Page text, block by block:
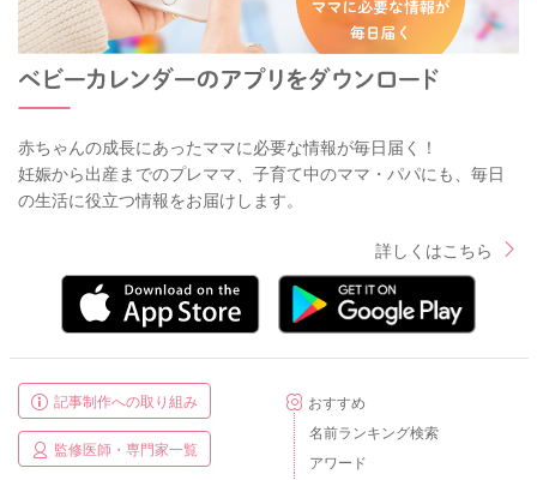
赤ちゃんの成長にあったママに必要な情報が毎日届く！
妊娠から出産までのプレママ、子育て中のママ・パパにも、毎日
の生活に役立つ情報をお届けします。
詳しくはこちら
記事制作への取り組み
監修医師・専門家一覧
おすすめ
名前ランキング検索
アワード